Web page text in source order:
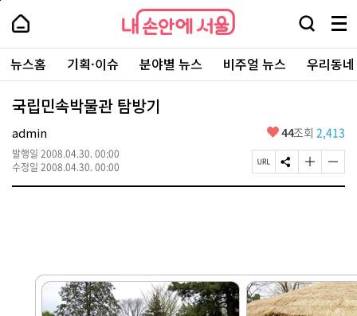
본
로
가
내
손
안
에
서
울
-
서
울
시
대
표
소
내
손
에
울
검
창
열
기
메
뉴
전
체
보
주
요
서
뉴스홈 기획·이슈 분야별 뉴스 비주얼 뉴스 우리동
국립민속박물관 탐방기
admin
발행일 2008.04.30. 00:00
수정일 2008.04.30. 00:00
좋
요
44조회 2,413
페
이
S
N
글
자
하
기
글
자
하
기
페
상
단
로